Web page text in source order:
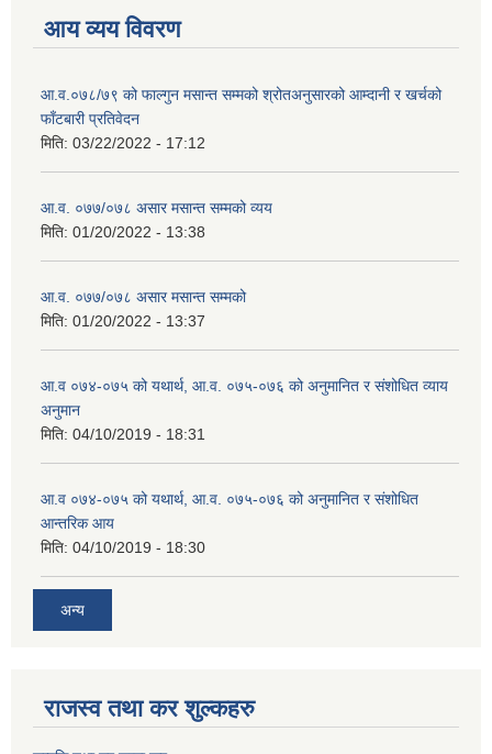
आय व्यय विवरण
आ.व.०७८/७९ को फाल्गुन मसान्त सम्मको श्रोतअनुसारको आम्दानी र खर्चको
फाँटबारी प्रतिवेदन
मिति: 03/22/2022 - 17:12
आ.व. ०७७/०७८ असार मसान्त सम्मको व्यय
मिति: 01/20/2022 - 13:38
आ.व. ०७७/०७८ असार मसान्त सम्मको
मिति: 01/20/2022 - 13:37
आ.व ०७४-०७५ को यथार्थ, आ.व. ०७५-०७६ को अनुमानित र संशोधित व्याय
अनुमान
मिति: 04/10/2019 - 18:31
आ.व ०७४-०७५ को यथार्थ, आ.व. ०७५-०७६ को अनुमानित र संशोधित
आन्तरिक आय
मिति: 04/10/2019 - 18:30
अन्य
राजस्व तथा कर शुल्कहरु